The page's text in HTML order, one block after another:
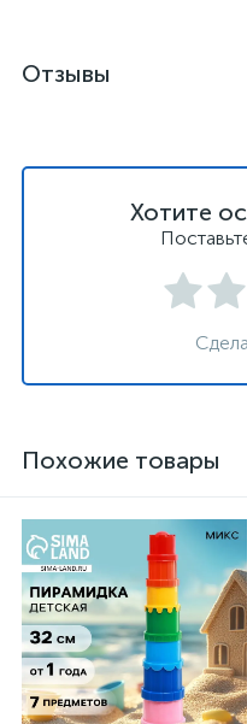
Отзывы
Хотите
Похожие товары